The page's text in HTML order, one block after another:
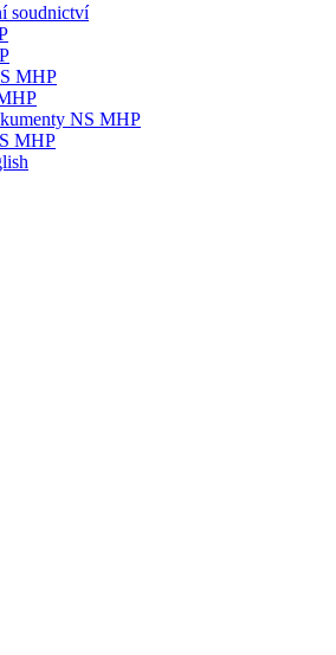
soudnictví
MHP
NS MHP
MHP